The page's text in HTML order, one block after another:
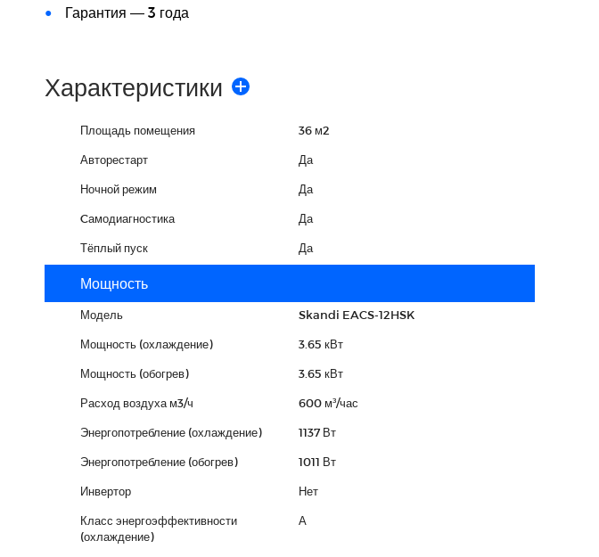
Гарантия — 3 года
Характеристики
Площадь помещения 36 м2
Авторестарт Да
Ночной режим Да
Cамодиагностика Да
Тёплый пуск Да
Мощность
Модель Skandi EACS-12HSK
Мощность (охлаждение) 3.65 кВт
Мощность (обогрев) 3.65 кВт
Расход воздуха м3/ч 600 м³/час
Энергопотребление (охлаждение) 1137 Вт
Энергопотребление (обогрев) 1011 Вт
Инвертор Нет
Класс энергоэффективности
(охлаждение)
А